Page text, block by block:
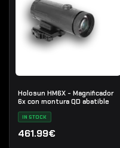
Holosun HM6X - Magnificador
6x con montura QD abatible
IN STOCK
461.99€